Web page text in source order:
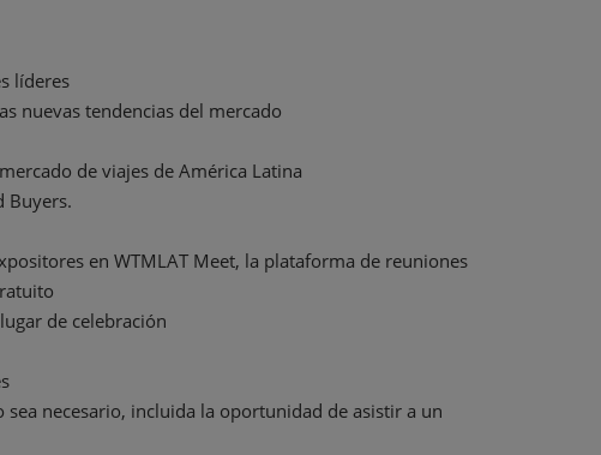
líderes
nuevas tendencias del mercado
de viajes de América Latina
Buyers.
en WTMLAT Meet, la plataforma de reuniones
de celebración
necesario, incluida la oportunidad de asistir a un